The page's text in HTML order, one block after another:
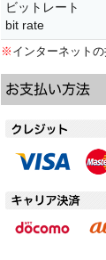
ビットレート
bit rate
※ インターネット